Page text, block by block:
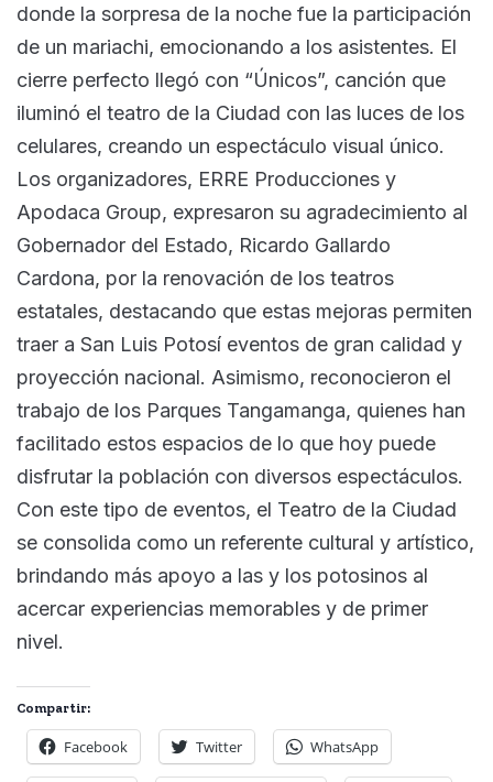
donde la sorpresa de la noche fue la participación
de un mariachi, emocionando a los asistentes. El
cierre perfecto llegó con “Únicos”, canción que
iluminó el teatro de la Ciudad con las luces de los
celulares, creando un espectáculo visual único.
Los organizadores, ERRE Producciones y
Apodaca Group, expresaron su agradecimiento al
Gobernador del Estado, Ricardo Gallardo
Cardona, por la renovación de los teatros
estatales, destacando que estas mejoras permiten
traer a San Luis Potosí eventos de gran calidad y
proyección nacional. Asimismo, reconocieron el
trabajo de los Parques Tangamanga, quienes han
facilitado estos espacios de lo que hoy puede
disfrutar la población con diversos espectáculos.
Con este tipo de eventos, el Teatro de la Ciudad
se consolida como un referente cultural y artístico,
brindando más apoyo a las y los potosinos al
acercar experiencias memorables y de primer
nivel.
Compartir:
Facebook Twitter WhatsApp